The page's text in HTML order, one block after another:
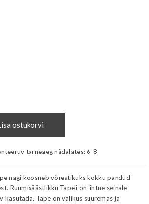
ostukorvi
tarneaeg nädalates:6-8
nagi koosneb võrestikuks kokku pandud
Ruumisäästlikku Tape'i on lihtne seinale
kasutada. Tape on valikus suuremas ja